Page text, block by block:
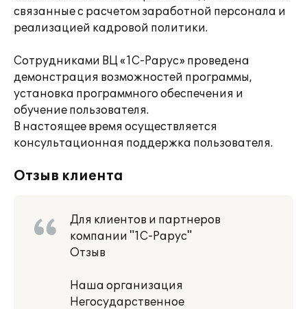
связанные с расчетом заработной персонала и
реализацией кадровой политики.
Сотрудниками ВЦ «1С-Рарус» проведена
демонстрация возможностей программы,
установка программного обеспечения и
обучение пользователя.
В настоящее время осуществляется
консультационная поддержка пользователя.
Отзыв клиента
Для клиентов и партнеров
компании "1С-Рарус"
Отзыв
Наша организация
Негосударственное